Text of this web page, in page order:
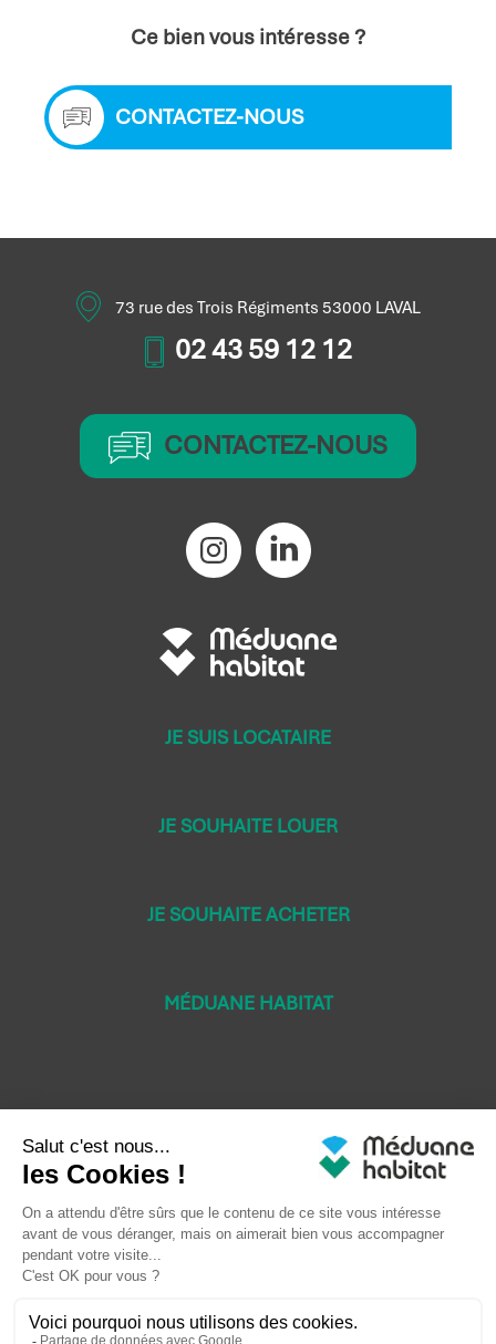
Ce bien vous intéresse ?
CONTACTEZ-NOUS
73 rue des Trois Régiments 53000 LAVAL
02 43 59 12 12
CONTACTEZ-NOUS
JE SUIS LOCATAIRE
JE SOUHAITE LOUER
JE SOUHAITE ACHETER
MÉDUANE HABITAT
Crédits LEB Communication
Plan du site